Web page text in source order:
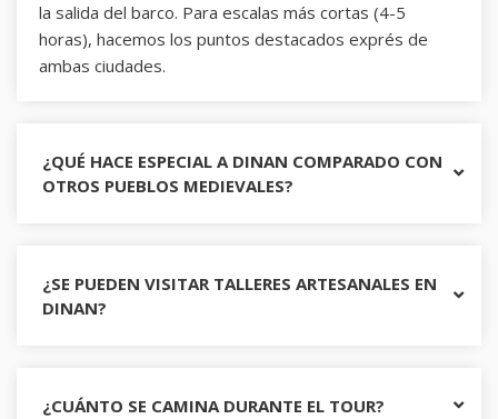
la salida del barco. Para escalas más cortas (4-5
horas), hacemos los puntos destacados exprés de
ambas ciudades.
¿QUÉ HACE ESPECIAL A DINAN COMPARADO CON
OTROS PUEBLOS MEDIEVALES?
¿SE PUEDEN VISITAR TALLERES ARTESANALES EN
DINAN?
¿CUÁNTO SE CAMINA DURANTE EL TOUR?